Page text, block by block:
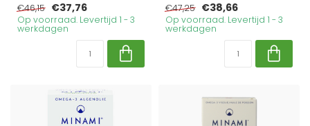
€46,15 €37,76
Op voorraad. Levertijd 1 - 3
werkdagen
€47,25 €38,66
Op voorraad. Levertijd 1 - 3
werkdagen